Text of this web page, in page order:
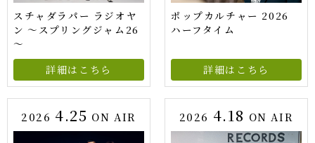
スチャダラパー ラジオヤ
ン ～スプリングジャム26
～
詳細はこちら
ポップカルチャー 2026
ハーフタイム
詳細はこちら
2026 4.25 ON AIR 2026 4.18 ON AIR